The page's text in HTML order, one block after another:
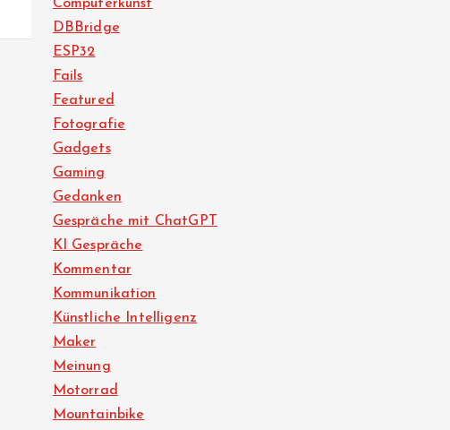
Computerkunst
DBBridge
ESP32
Fails
Featured
Fotografie
Gadgets
Gaming
Gedanken
Gespräche mit ChatGPT
KI Gespräche
Kommentar
Kommunikation
Künstliche Intelligenz
Maker
Meinung
Motorrad
Mountainbike